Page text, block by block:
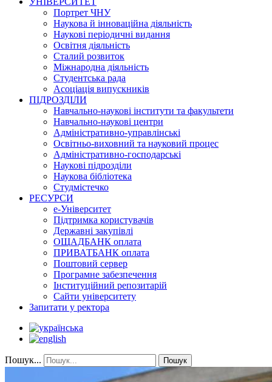
Портрет ЧНУ
Наукова й інноваційна діяльність
Наукові періодичні видання
Освітня діяльність
Сталий розвиток
Міжнародна діяльність
Студентська рада
Асоціація випускників
ПІДРОЗДІЛИ
Навчально-наукові інститути та факультети
Навчально-наукові центри
Адміністративно-управлінські
Освітньо-виховний та науковий процес
Адміністративно-господарські
Наукові підрозділи
Наукова бібліотека
Студмістечко
РЕСУРСИ
е-Університет
Підтримка користувачів
Державні закупівлі
ОЩАДБАНК оплата
ПРИВАТБАНК оплата
Поштовий сервер
Програмне забезпечення
Інституційний репозитарій
Сайти університету
Запитати у ректора
Пошук... Пошук